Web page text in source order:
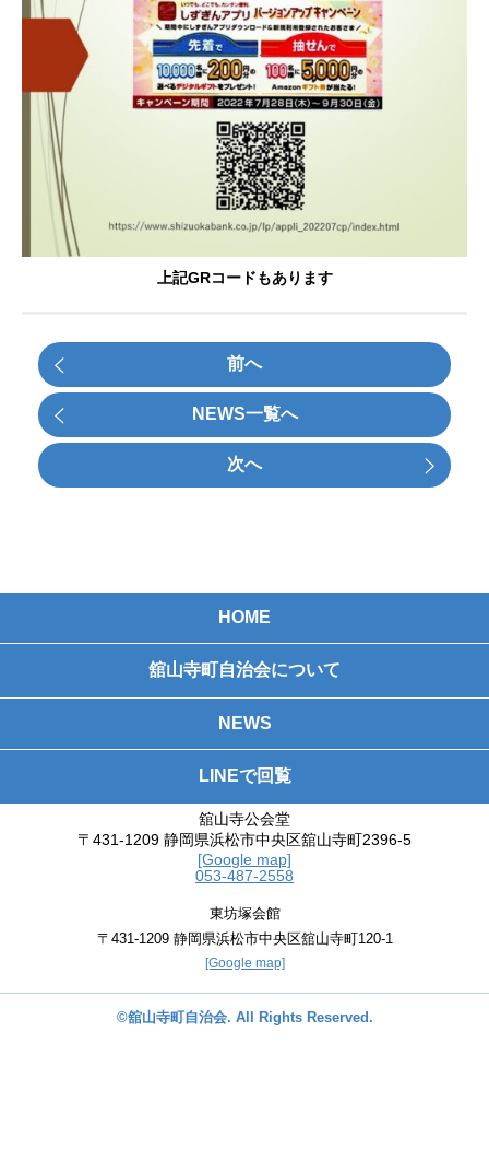
上記GRコードもあります
前へ
NEWS一覧へ
次へ
HOME
舘山寺町自治会について
NEWS
LINEで回覧
舘山寺公会堂
〒431-1209 静岡県浜松市中央区舘山寺町2396-5
[Google map]
053-487-2558
東坊塚会館
〒431-1209 静岡県浜松市中央区舘山寺町120-1
[Google map]
©舘山寺町自治会. All Rights Reserved.